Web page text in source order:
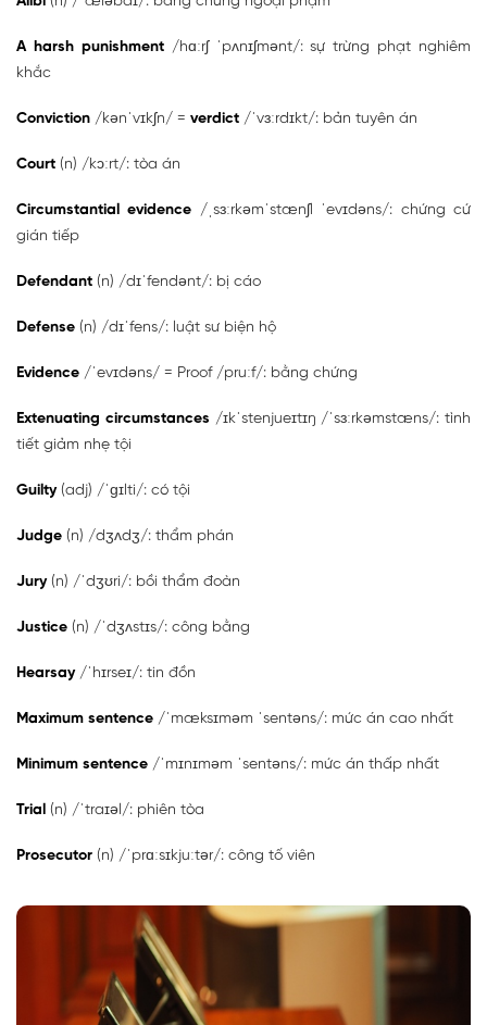
A harsh punishment/hɑːrʃ ˈpʌnɪʃmənt/: sự trừng phạt nghiêm
khắc
Conviction /kənˈvɪkʃn/ = verdict /ˈvɜːrdɪkt/: bản tuyên án
Court (n) /kɔːrt/: tòa án
Circumstantial evidence /ˌsɜːrkəmˈstænʃl ˈevɪdəns/: chứng cứ
gián tiếp
Defendant (n) /dɪˈfendənt/: bị cáo
Defense (n) /dɪˈfens/: luật sư biện hộ
Evidence /ˈevɪdəns/ = Proof /pruːf/: bằng chứng
Extenuating circumstances /ɪkˈstenjueɪtɪŋ /ˈsɜːrkəmstæns/: tình
tiết giảm nhẹ tội
Guilty (adj) /ˈɡɪlti/: có tội
Judge (n) /dʒʌdʒ/: thẩm phán
Jury(n) /ˈdʒʊri/: bồi thẩm đoàn
Justice (n) /ˈdʒʌstɪs/: công bằng
Hearsay/ˈhɪrseɪ/: tin đồn
Maximum sentence /ˈmæksɪməm ˈsentəns/: mức án cao nhất
Minimum sentence /ˈmɪnɪməm ˈsentəns/: mức án thấp nhất
Trial (n) /ˈtraɪəl/: phiên tòa
Prosecutor (n) /ˈprɑːsɪkjuːtər/: công tố viên